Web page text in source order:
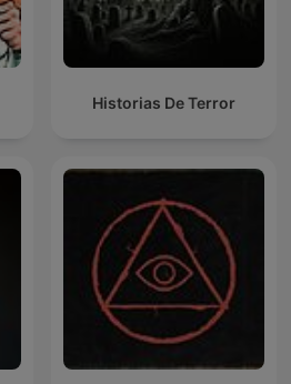
Historias De Terror